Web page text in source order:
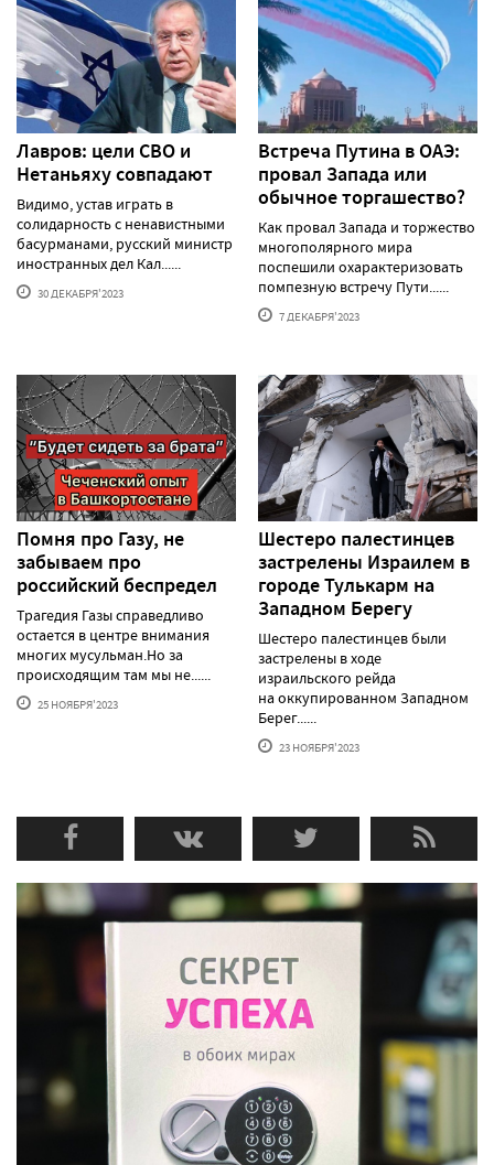
Лавров: цели СВО и
Нетаньяху совпадают
Видимо, устав играть в
солидарность с ненавистными
басурманами, русский министр
иностранных дел Кал......
30 ДЕКАБРЯ'2023
Встреча Путина в ОАЭ:
провал Запада или
обычное торгашество?
Как провал Запада и торжество
многополярного мира
поспешили охарактеризовать
помпезную встречу Пути......
7 ДЕКАБРЯ'2023
Помня про Газу, не
забываем про
российский беспредел
Трагедия Газы справедливо
остается в центре внимания
многих мусульман.Но за
происходящим там мы не......
25 НОЯБРЯ'2023
Шестеро палестинцев
застрелены Израилем в
городе Тулькарм на
Западном Берегу
Шестеро палестинцев были
застрелены в ходе
израильского рейда
на оккупированном Западном
Берег......
23 НОЯБРЯ'2023